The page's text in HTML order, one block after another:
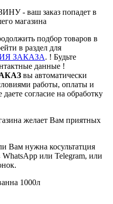
- ваш заказ попадет в
магазина
подбор товаров в
в раздел для
ЗАКАЗА. ! Будьте
данные !
вы автоматически
работы, оплаты и
согласие на обработку
желает Вам приятных
Вам нужна косультатция
WhatsApp или Telegram, или
1000л